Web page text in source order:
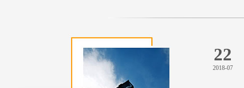
22
2018-07